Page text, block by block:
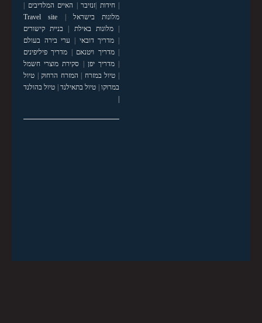
|חידות |זנזיבר | האיים המלדיבים |
מלונות בישראל |
Travel site
|מלונות באילת | בניית קישורים
| מדריך דובאי | ערי בירה בעולם
|מדריך ויטנאם | מדריך פיליפינים
|מדריך יפן | סקירת מוצרי חשמל
| טיול במזרח | המזרח הרחוק| טיול
במרוקו| טיול בתאילנד| טיול בהולנד
|